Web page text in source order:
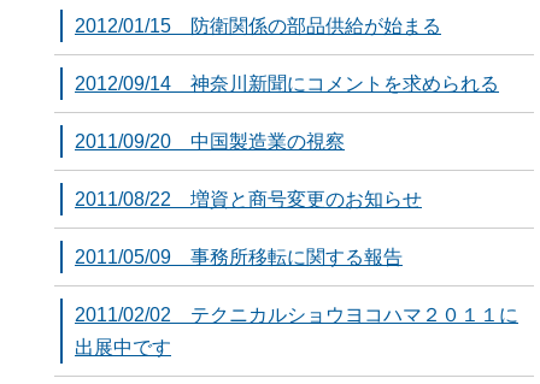
2012/01/15 防衛関係の部品供給が始まる
2012/09/14 神奈川新聞にコメントを求められる
2011/09/20 中国製造業の視察
2011/08/22 増資と商号変更のお知らせ
2011/05/09 事務所移転に関する報告
2011/02/02 テクニカルショウヨコハマ２０１１に
出展中です